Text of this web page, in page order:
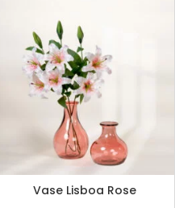
Vase Lisboa Rose